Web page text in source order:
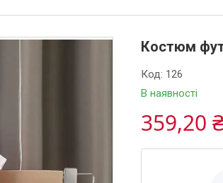
Костюм
В наявності
Код: 126
359,20